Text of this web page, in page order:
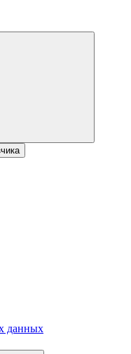
данных